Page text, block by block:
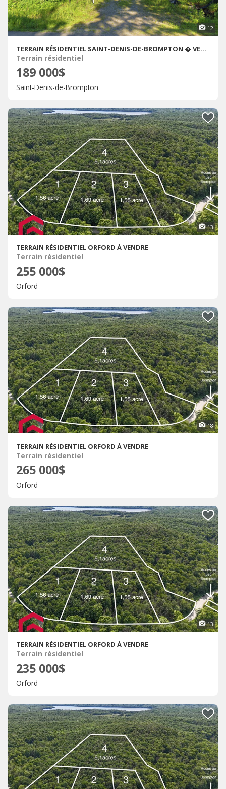
12
TERRAIN RÉSIDENTIEL SAINT-DENIS-DE-BROMPTON � VENDRE
Terrain résidentiel
189 000$
Saint-Denis-de-Brompton
13
TERRAIN RÉSIDENTIEL ORFORD À VENDRE
Terrain résidentiel
255 000$
Orford
18
TERRAIN RÉSIDENTIEL ORFORD À VENDRE
Terrain résidentiel
265 000$
Orford
13
TERRAIN RÉSIDENTIEL ORFORD À VENDRE
Terrain résidentiel
235 000$
Orford